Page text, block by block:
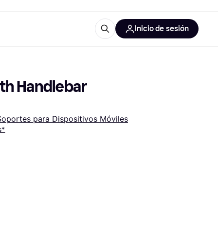
Inicio de sesión
Handlebar
para Dispositivos Móviles